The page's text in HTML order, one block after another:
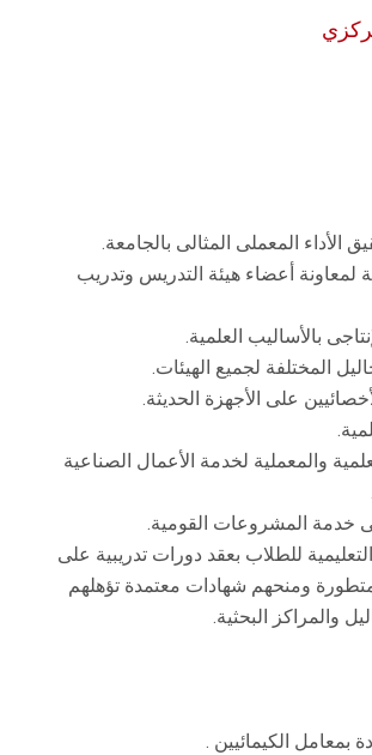
الأداء المعملى المثالى بالجامعة.
لمعاونة أعضاء هيئة التدريس وتدريب
بالأساليب العلمية.
المختلفة لجميع الهيئات.
على الأجهزة الحديثة.
والمعملية لخدمة الأعمال الصناعية
خدمة المشروعات القومية.
للطلاب بعقد دورات تدريبية على
ومنحهم شهادات معتمدة تؤهلهم
والمراكز البحثية.
بمعامل الكيمائيين .